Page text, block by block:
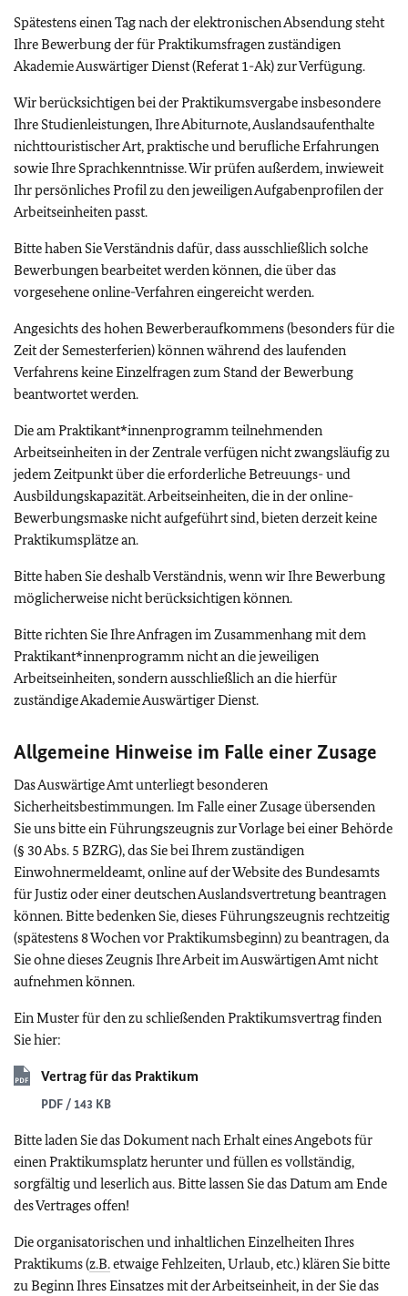
Spätestens einen Tag nach der elektronischen Absendung steht
Ihre Bewerbung der für Praktikumsfragen zuständigen
Akademie Auswärtiger Dienst (Referat 1-Ak) zur Verfügung.
Wir berücksichtigen bei der Praktikumsvergabe insbesondere
Ihre Studienleistungen, Ihre Abiturnote, Auslandsaufenthalte
nichttouristischer Art, praktische und berufliche Erfahrungen
sowie Ihre Sprachkenntnisse. Wir prüfen außerdem, inwieweit
Ihr persönliches Profil zu den jeweiligen Aufgabenprofilen der
Arbeitseinheiten passt.
Bitte haben Sie Verständnis dafür, dass ausschließlich solche
Bewerbungen bearbeitet werden können, die über das
vorgesehene online-Verfahren eingereicht werden.
Angesichts des hohen Bewerberaufkommens (besonders für die
Zeit der Semesterferien) können während des laufenden
Verfahrens keine Einzelfragen zum Stand der Bewerbung
beantwortet werden.
Die am Praktikant*innenprogramm teilnehmenden
Arbeitseinheiten in der Zentrale verfügen nicht zwangsläufig zu
jedem Zeitpunkt über die erforderliche Betreuungs- und
Ausbildungskapazität. Arbeitseinheiten, die in der online-
Bewerbungsmaske nicht aufgeführt sind, bieten derzeit keine
Praktikumsplätze an.
Bitte haben Sie deshalb Verständnis, wenn wir Ihre Bewerbung
möglicherweise nicht berücksichtigen können.
Bitte richten Sie Ihre Anfragen im Zusammenhang mit dem
Praktikant*innenprogramm nicht an die jeweiligen
Arbeitseinheiten, sondern ausschließlich an die hierfür
zuständige Akademie Auswärtiger Dienst.
Allgemeine Hinweise im Falle einer Zusage
Das Auswärtige Amt unterliegt besonderen
Sicherheitsbestimmungen. Im Falle einer Zusage übersenden
Sie uns bitte ein Führungszeugnis zur Vorlage bei einer Behörde
(§ 30 Abs. 5 BZRG), das Sie bei Ihrem zuständigen
Einwohnermeldeamt, online auf der Website des Bundesamts
für Justiz oder einer deutschen Auslandsvertretung beantragen
können. Bitte bedenken Sie, dieses Führungszeugnis rechtzeitig
(spätestens 8 Wochen vor Praktikumsbeginn) zu beantragen, da
Sie ohne dieses Zeugnis Ihre Arbeit im Auswärtigen Amt nicht
aufnehmen können.
Ein Muster für den zu schließenden Praktikumsvertrag finden
Sie hier:
Vertrag für das Praktikum
PDF / 143 KB
Bitte laden Sie das Dokument nach Erhalt eines Angebots für
einen Praktikumsplatz herunter und füllen es vollständig,
sorgfältig und leserlich aus. Bitte lassen Sie das Datum am Ende
des Vertrages offen!
Die organisatorischen und inhaltlichen Einzelheiten Ihres
Praktikums (z.B.etwaige Fehlzeiten, Urlaub, etc.) klären Sie bitte
zu Beginn Ihres Einsatzes mit der Arbeitseinheit, in der Sie das